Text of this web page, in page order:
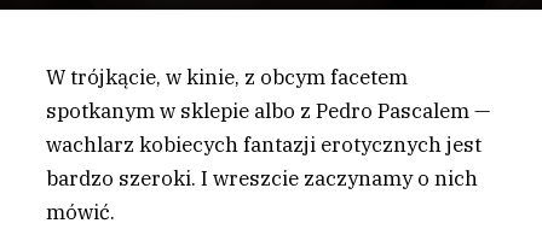
W trójkącie, w kinie, z obcym facetem
spotkanym w sklepie albo z Pedro Pascalem —
wachlarz kobiecych fantazji erotycznych jest
bardzo szeroki. I wreszcie zaczynamy o nich
mówić.